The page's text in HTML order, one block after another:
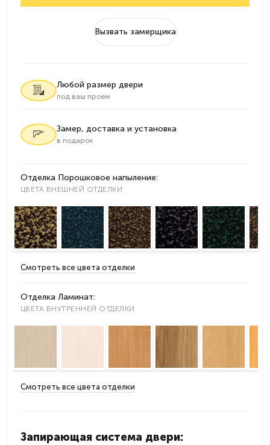
Вызвать замерщика
Любой размер двери
под ваш проем
Замер, доставка и установка
в подарок
Отделка Порошковое напыление:
ЦВЕТА ВНЕШНЕЙ ОТДЕЛКИ
Смотреть все цвета отделки
Отделка Ламинат:
ЦВЕТА ВНУТРЕННЕЙ ОТДЕЛКИ
Смотреть все цвета отделки
Запирающая система двери: